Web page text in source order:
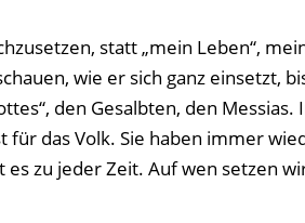
statt „mein Leben“,
wie er sich ganz einsetzt,
den Gesalbten, den
das Volk. Sie haben immer
zu jeder Zeit. Auf wen setzen